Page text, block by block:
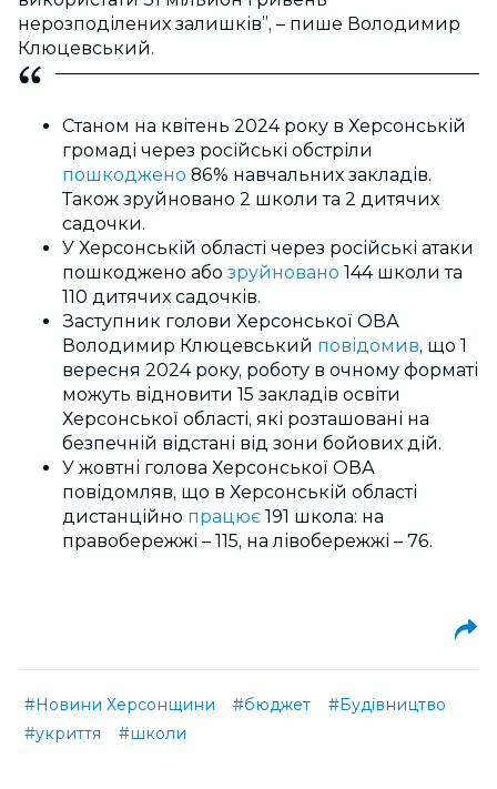
нерозподілених залишків”, – пише Володимир
Клюцевський.
Станом на квітень 2024 року в Херсонській
громаді через російські обстріли
пошкоджено 86% навчальних закладів.
Також зруйновано 2 школи та 2 дитячих
садочки.
У Херсонській області через російські атаки
пошкоджено або зруйновано 144 школи та
110 дитячих садочків.
Заступник голови Херсонської ОВА
Володимир Клюцевський повідомив, що 1
вересня 2024 року, роботу в очному форматі
можуть відновити 15 закладів освіти
Херсонської області, які розташовані на
безпечній відстані від зони бойових дій.
У жовтні голова Херсонської ОВА
повідомляв, що в Херсонській області
дистанційно працює 191 школа: на
правобережжі – 115, на лівобережжі – 76.
#Новини Херсонщини #бюджет
#Будівництво
#укриття
#школи